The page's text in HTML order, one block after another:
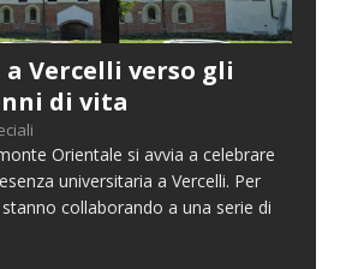
a Vercelli verso gli
di vita
Orientale si avvia a celebrare
universitaria a Vercelli. Per
collaborando a una serie di